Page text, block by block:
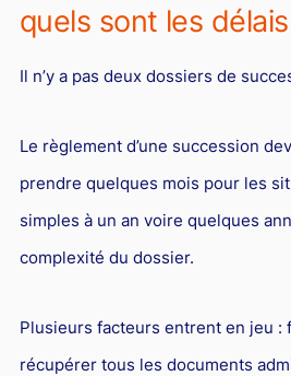
quels sont les
Il n’y a pas deux dossiers de
Le règlement d’une succession
prendre quelques mois pour les
simples à un an voire quelques
complexité du dossier.
Plusieurs facteurs entrent en jeu :
récupérer tous les documents